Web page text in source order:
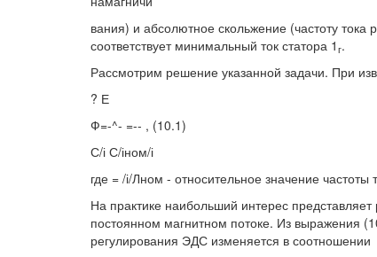
вания) и абсолютное скольжение (частоту
соответствует минимальный ток статора 1 г.
Рассмотрим решение указанной задачи. При
? Е
Ф=-^- =-- , (10.1)
С/і С/іном/і
где = /і/Лном - относительное значение частоты
На практике наибольший интерес
постоянном магнитном потоке. Из выражения
регулирования ЭДС изменяется в соотношении